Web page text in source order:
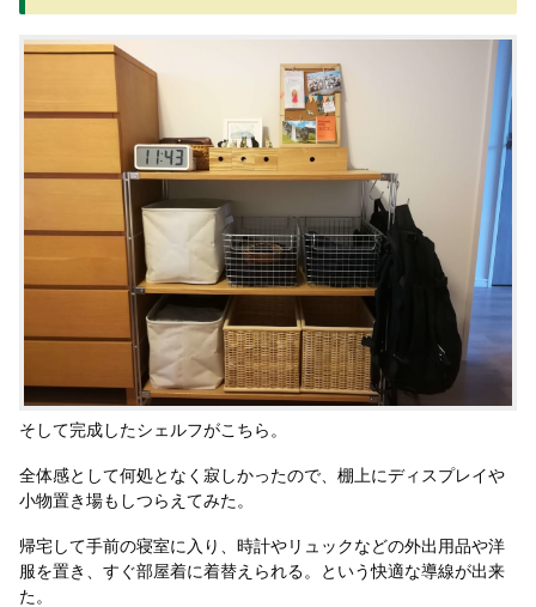
そして完成したシェルフがこちら。
全体感として何処となく寂しかったので、棚上にディスプレイや
小物置き場もしつらえてみた。
帰宅して手前の寝室に入り、時計やリュックなどの外出用品や洋
服を置き、すぐ部屋着に着替えられる。という快適な導線が出来
た。